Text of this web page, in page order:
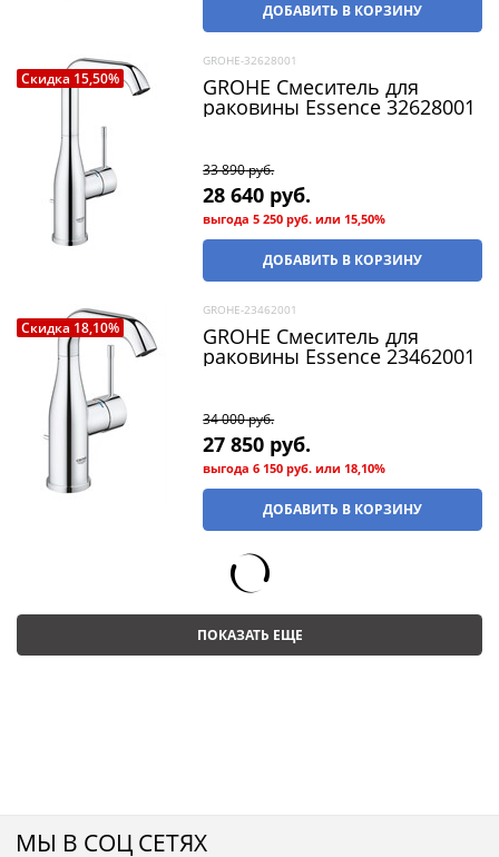
ДОБАВИТЬ В КОРЗИНУ
Скидка 15,50%
GROHE-32628001
GROHE Смеситель для
раковины Essence 32628001
33 890 руб.
28 640 руб.
выгода5 250 руб. или 15,50%
ДОБАВИТЬ В КОРЗИНУ
Скидка 18,10%
GROHE-23462001
GROHE Смеситель для
раковины Essence 23462001
34 000 руб.
27 850 руб.
выгода6 150 руб. или 18,10%
ДОБАВИТЬ В КОРЗИНУ
ПОКАЗАТЬ ЕЩЕ
МЫ В СОЦ СЕТЯХ